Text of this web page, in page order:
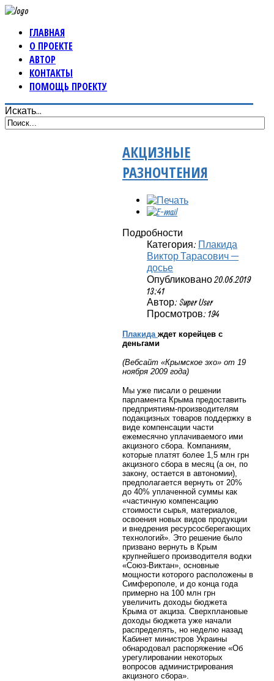
ГЛАВНАЯ
О ПРОЕКТЕ
АВТОР
КОНТАКТЫ
ПОМОЩЬ ПРОЕКТУ
Искать...
АКЦИЗНЫЕ
РАЗНОЧТЕНИЯ
Подробности
Категория: Плакида
Виктор Тарасович —
досье
Опубликовано 20.06.2019
13:41
Автор: Super User
Просмотров: 194
Плакида ждет корейцев с
деньгами
(Вебсайт «Крымское эхо» от 19
ноября 2009 года)
Мы уже писали о решении
парламента Крыма предоставить
предприятиям-производителям
подакцизных товаров поддержку в
виде компенсации части
ежемесячно уплачиваемого ими
акцизного сбора. Компаниям,
которые платят более 1,5 млн грн
акцизного сбора в месяц (а он, по
закону, остается в автономии),
предполагается вернуть от 20%
до 40% уплаченной суммы как
«частичную компенсацию
стоимости сырья, материалов,
освоения новых видов продукции
и внедрения ресурсосберегающих
технологий». Это решение было
призвано вернуть в Крым
крупнейшего производителя водки
«Союз-Виктан», основные
мощности которого расположены в
Симферополе, и до конца года
примерно на 100 млн грн
увеличить доходы бюджета
Крыма от акциза. Сверхплановые
доходы бюджета уже начали
распределять, но неделю назад
Кабинет министров Украины
обнародовал распоряжение «Об
урегулировании некоторых
вопросов администрирования
акцизного сбора».